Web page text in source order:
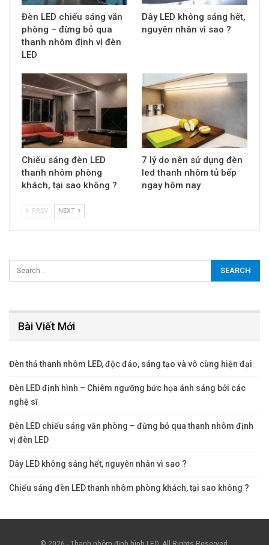
Đèn LED chiếu sáng văn
phòng – đừng bỏ qua
thanh nhôm định vị đèn
LED
Dây LED không sáng hết,
nguyên nhân vì sao ?
Chiếu sáng đèn LED
thanh nhôm phòng
khách, tại sao không ?
7 lý do nên sử dụng đèn
led thanh nhôm tủ bếp
ngay hôm nay
PREV NEXT
Bài Viết Mới
Đèn thả thanh nhôm LED, độc đáo, sáng tạo và vô cùng hiện đại
Đèn LED định hình – Chiêm ngưỡng bức họa ánh sáng bởi các
nghệ sĩ
Đèn LED chiếu sáng văn phòng – đừng bỏ qua thanh nhôm định
vị đèn LED
Dây LED không sáng hết, nguyên nhân vì sao ?
Chiếu sáng đèn LED thanh nhôm phòng khách, tại sao không ?